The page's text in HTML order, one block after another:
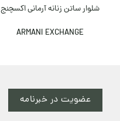
شلوار ساتن زنانه آرمانی اکسچنج
ARMANI EXCHANGE
عضویت در خبرنامه